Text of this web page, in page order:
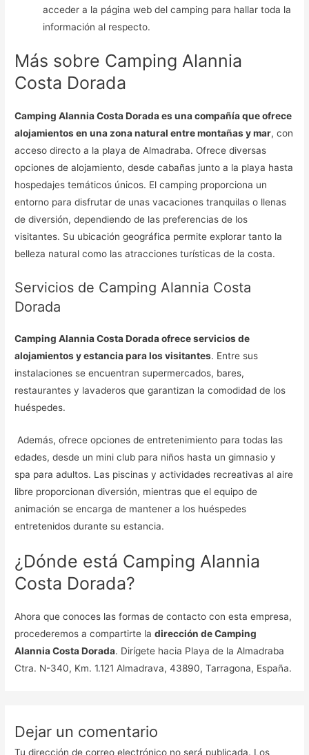
acceder a la página web del camping para hallar toda la
información al respecto.
Más sobre Camping Alannia
Costa Dorada
Camping Alannia Costa Dorada es una compañía que ofrece
alojamientos en una zona natural entre montañas y mar, con
acceso directo a la playa de Almadraba. Ofrece diversas
opciones de alojamiento, desde cabañas junto a la playa hasta
hospedajes temáticos únicos. El camping proporciona un
entorno para disfrutar de unas vacaciones tranquilas o llenas
de diversión, dependiendo de las preferencias de los
visitantes. Su ubicación geográfica permite explorar tanto la
belleza natural como las atracciones turísticas de la costa.
Servicios de Camping Alannia Costa
Dorada
Camping Alannia Costa Dorada ofrece servicios de
alojamientos y estancia para los visitantes. Entre sus
instalaciones se encuentran supermercados, bares,
restaurantes y lavaderos que garantizan la comodidad de los
huéspedes.
Además, ofrece opciones de entretenimiento para todas las
edades, desde un mini club para niños hasta un gimnasio y
spa para adultos. Las piscinas y actividades recreativas al aire
libre proporcionan diversión, mientras que el equipo de
animación se encarga de mantener a los huéspedes
entretenidos durante su estancia.
¿Dónde está Camping Alannia
Costa Dorada?
Ahora que conoces las formas de contacto con esta empresa,
procederemos a compartirte ladirección de Camping
Alannia Costa Dorada. Dirígete hacia Playa de la Almadraba
Ctra. N-340, Km. 1.121 Almadrava, 43890, Tarragona, España.
Dejar un comentario
Tu dirección de correo electrónico no será publicada. Los